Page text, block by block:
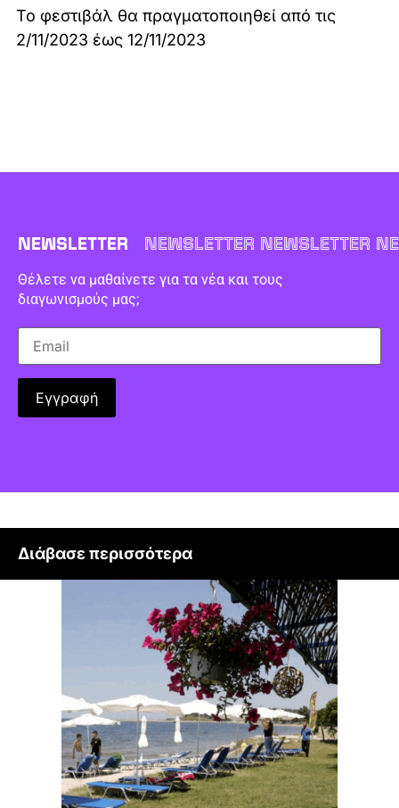
Το φεστιβάλ θα πραγματοποιηθεί από τις
2/11/2023 έως 12/11/2023
NEWSLETTER NEWSLETTER NEWSLETTER
Θέλετε να μαθαίνετε για τα νέα και τους
διαγωνισμούς μας;
Διάβασε περισσότερα